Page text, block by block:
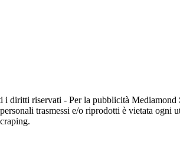
diritti riservati - Per la pubblicità
trasmessi e/o riprodotti è vietata ogni